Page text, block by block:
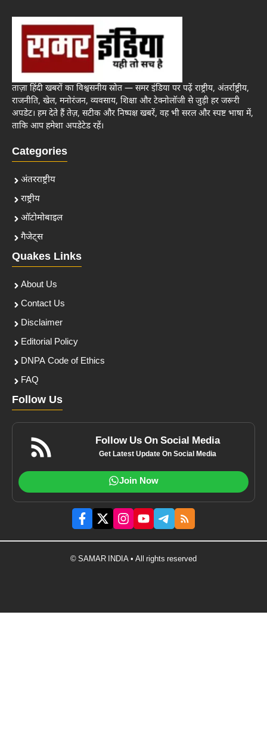
ताज़ा हिंदी खबरों का विश्वसनीय स्रोत — समर इंडिया पर पढ़ें राष्ट्रीय, अंतर्राष्ट्रीय,
राजनीति, खेल, मनोरंजन, व्यवसाय, शिक्षा और टेक्नोलॉजी से जुड़ी हर जरूरी
अपडेट। हम देते हैं तेज़, सटीक और निष्पक्ष खबरें, वह भी सरल और स्पष्ट भाषा में,
ताकि आप हमेशा अपडेटेड रहें।
Categories
अंतरराष्ट्रीय
राष्ट्रीय
ऑटोमोबाइल
गैजेट्स
Quakes Links
About Us
Contact Us
Disclaimer
Editorial Policy
DNPA Code of Ethics
FAQ
Follow Us
Follow Us On Social Media
Get Latest Update On Social Media
Join Now
© SAMAR INDIA • All rights reserved